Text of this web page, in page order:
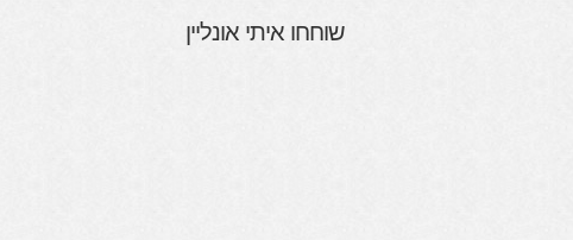
שוחחו איתי אונליין